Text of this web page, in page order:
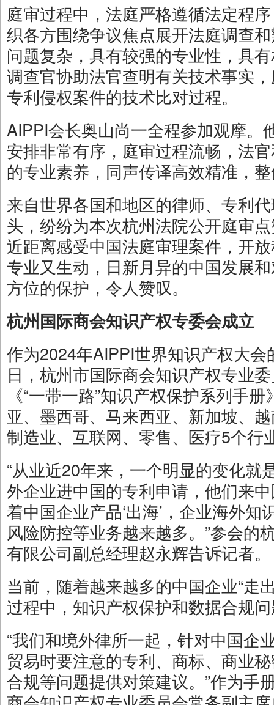
庭审过程中，法庭严格遵循法定程
织各方围绕争议焦点展开法庭调查
问题复杂，具有较强的专业性，具
调查官协助法官查明有关技术事实
专利侵权案件的技术比对过程。
AIPPI会长奥山尚一全程参加观摩。
安排非常有序，庭审过程流畅，法
的专业素养，同声传译高效精准，
来自世界各国和地区的律师、专利
头，纷纷为本次杭州法院公开庭审
近距离感受中国法庭审理案件，开
专业又生动，日新月异的中国发展
方位的保护，令人赞叹。
杭州国际商会知识产权专委会成立
作为2024年AIPPI世界知识产权大
日，杭州市国际商会知识产权专业
《“一带一路”知识产权保护系列手
亚、墨西哥、马来西亚、新加坡、
制造业、互联网、零售、医疗5个行
“从业近20年来，一个明显的变化就
外企业进中国的专利申请，他们来
着中国企业产品‘出海’，企业海外
风险防控等业务越来越多。”参会的
有限公司副总经理赵永辉告诉记者。
当前，随着越来越多的中国企业“走
过程中，知识产权保护和数据合规
“我们和境外律所一起，针对中国企
贸易时要注意的专利、商标、商业
合规等问题提供对策建议。”作为手